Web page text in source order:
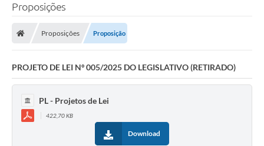
Legislação
Lei de Acesso à Informação
LGPD - Política de Privacidade
Proposições
Proposições Proposição
PROJETO DE LEI Nº 005/2025 DO LEGISLATIVO (RETIRADO)
PL - Projetos de Lei
422,70 KB
Download